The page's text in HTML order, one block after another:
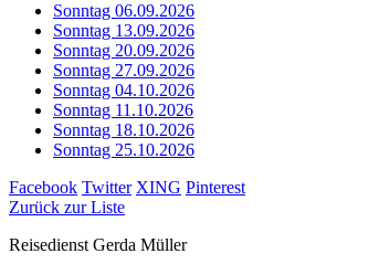
Sonntag 06.09.2026
Sonntag 13.09.2026
Sonntag 20.09.2026
Sonntag 27.09.2026
Sonntag 04.10.2026
Sonntag 11.10.2026
Sonntag 18.10.2026
Sonntag 25.10.2026
Facebook Twitter XING Pinterest
Zurück zur Liste
Reisedienst Gerda Müller